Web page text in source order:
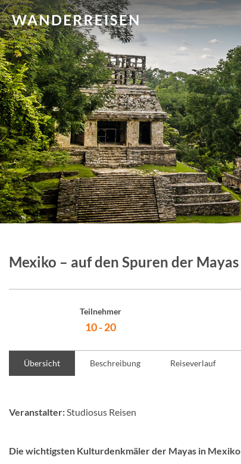
Mexiko – auf den Spuren der Mayas
Teilnehmer
10 - 20
Übersicht Beschreibung Reiseverlauf
Veranstalter:Studiosus Reisen
Die wichtigsten Kulturdenkmäler der Mayas in Mexiko